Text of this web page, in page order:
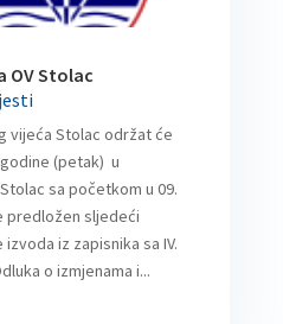
OV Stolac
vijeća Stolac održat će
godine (petak) u
sa početkom u 09.
predložen sljedeći
iz zapisnika sa IV.
o izmjenama i...